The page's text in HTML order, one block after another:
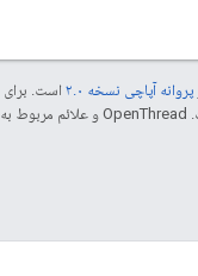
پروانه آپاچی نسخه ۲.۰
است. برای
مراجعه کنید. جاوا علامت تجاری ثبت‌شده Oracle و/یا شرکت‌های وابسته به آن است. ‫OpenThread و علائم مربوط به